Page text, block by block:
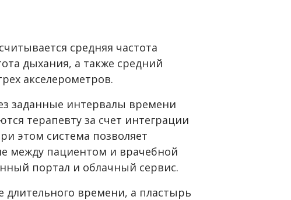
средняя частота
дыхания, а также средний
акселерометров.
заданные интервалы времени
терапевту за счет интеграции
этом система позволяет
между пациентом и врачебной
портал и облачный сервис.
длительного времени, а пластырь